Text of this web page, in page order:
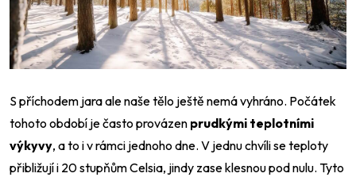
S příchodem jara ale naše tělo ještě nemá vyhráno. Počátek
tohoto období je často provázen prudkými teplotními
výkyvy, a to i v rámci jednoho dne. V jednu chvíli se teploty
přibližují i 20 stupňům Celsia, jindy zase klesnou pod nulu. Tyto